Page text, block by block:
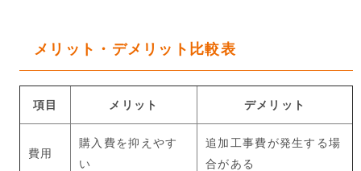
メリット・デメリット比較表
項目 メリット デメリット
費用
購入費を抑えやす
い
追加工事費が発生する場
合がある